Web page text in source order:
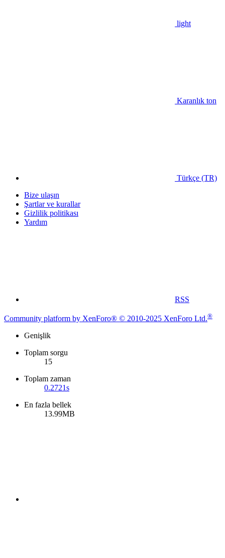
light
Karanlık ton
Türkçe (TR)
Bize ulaşın
Şartlar ve kurallar
Gizlilik politikası
Yardım
RSS
Community platform by XenForo® © 2010-2025 XenForo Ltd.®
Genişlik
Toplam sorgu
15
Toplam zaman
0.2721s
En fazla bellek
13.99MB